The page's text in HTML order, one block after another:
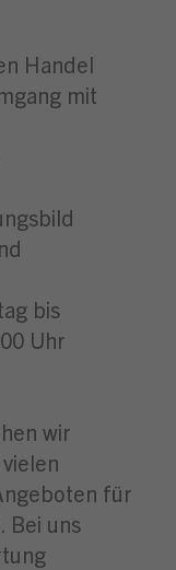
Handel
mit
bis
Uhr
wir
für
Bei uns